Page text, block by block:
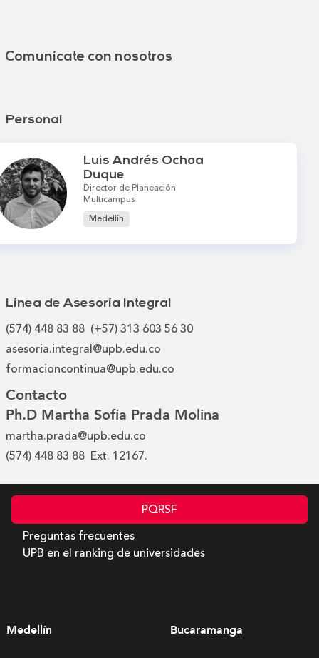
Comunícate con nosotros
Personal
Luis Andrés Ochoa
Duque
Director de Planeación
Multicampus
Medellín
Línea de Asesoría Integral
(574) 448 83 88 (+57) 313 603 56 30
asesoria.integral@upb.edu.co
formacioncontinua@upb.edu.co
Contacto
Ph.D Martha Sofía Prada Molina
martha.prada@upb.edu.co
(574) 448 83 88 Ext. 12167.
PQRSF
Preguntas frecuentes
UPB en el ranking de universidades
Medellín Bucaramanga